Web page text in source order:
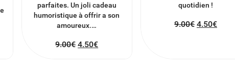
parfaites. Un joli cadeau
humoristique à offrir a son
amoureux.…
9.00€ 4.50€
quotidien !
9.00€ 4.50€